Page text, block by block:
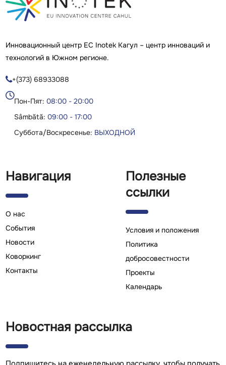
Инновационный центр ЕС Inotek Кагул – центр инноваций и
технологий в Южном регионе.
+(373) 68933088

Пон-Пят:08:00 - 20:00
Sâmbătă:09:00 - 17:00
Суббота/Воскресенье: ВЫХОДНОЙ
Навигация
О нас
Cобытия
Новости
Коворкинг
Контакты
Полезные
ссылки
Условия и положения
Политика
добросовестности
Проекты
Календарь
Новостная рассылка